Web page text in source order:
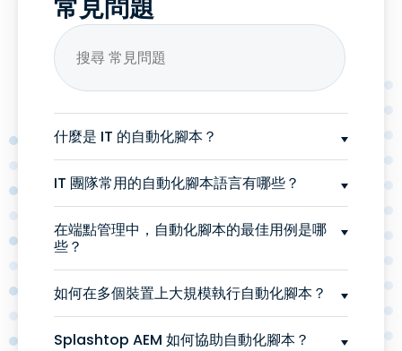
常見問題
什麼是 IT 的自動化腳本？
IT 團隊常用的自動化腳本語言有哪些？
在端點管理中，自動化腳本的最佳用例是哪
些？
如何在多個裝置上大規模執行自動化腳本？
Splashtop AEM 如何協助自動化腳本？